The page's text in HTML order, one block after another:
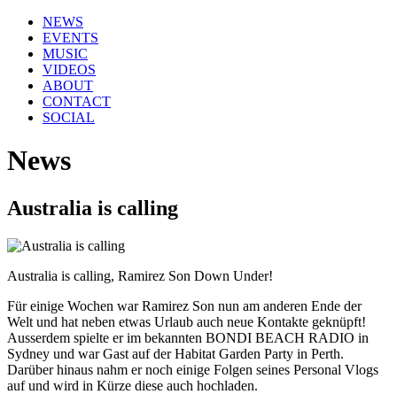
NEWS
EVENTS
MUSIC
VIDEOS
ABOUT
CONTACT
SOCIAL
News
Australia is calling
Australia is calling, Ramirez Son Down Under!
Für einige Wochen war Ramirez Son nun am anderen Ende der
Welt und hat neben etwas Urlaub auch neue Kontakte geknüpft!
Ausserdem spielte er im bekannten BONDI BEACH RADIO in
Sydney und war Gast auf der Habitat Garden Party in Perth.
Darüber hinaus nahm er noch einige Folgen seines Personal Vlogs
auf und wird in Kürze diese auch hochladen.